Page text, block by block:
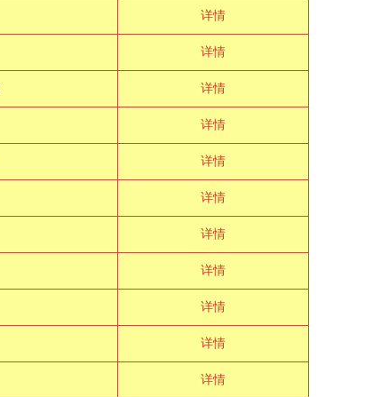
详情
详情
详情
详情
详情
详情
详情
详情
详情
详情
详情